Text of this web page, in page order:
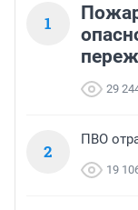
1
29
2
ПВО
19